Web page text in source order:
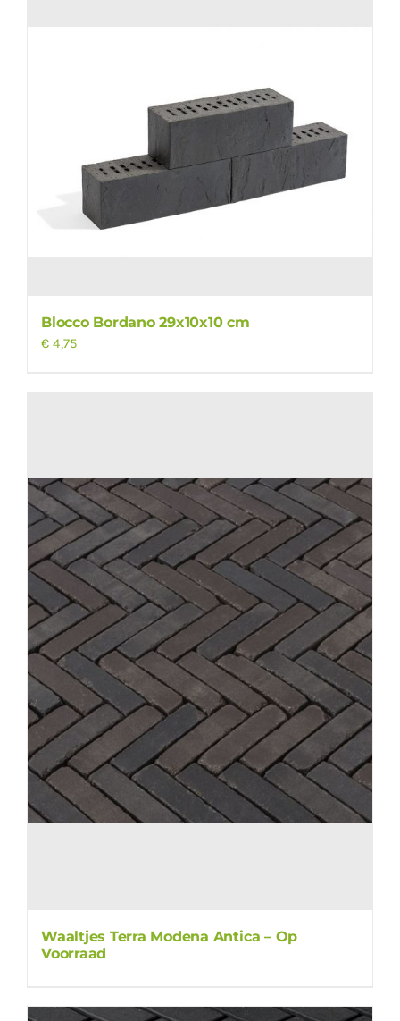
Blocco Bordano 29x10x10 cm
€ 4,75
Waaltjes Terra Modena Antica – Op
Voorraad